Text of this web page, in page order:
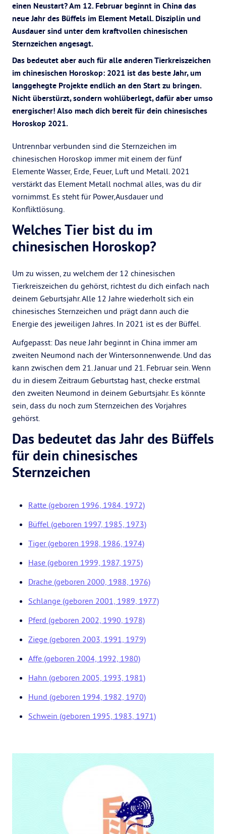
einen Neustart? Am 12. Februar beginnt in China das
neue Jahr des Büffels im Element Metall. Disziplin und
Ausdauer sind unter dem kraftvollen chinesischen
Sternzeichen angesagt.
Das bedeutet aber auch für alle anderen Tierkreiszeichen
im chinesischen Horoskop: 2021 ist das beste Jahr, um
langgehegte Projekte endlich an den Start zu bringen.
Nicht überstürzt, sondern wohlüberlegt, dafür aber umso
energischer! Also mach dich bereit für dein chinesisches
Horoskop 2021.
Untrennbar verbunden sind die Sternzeichen im
chinesischen Horoskop immer mit einem der fünf
Elemente Wasser, Erde, Feuer, Luft und Metall. 2021
verstärkt das Element Metall nochmal alles, was du dir
vornimmst. Es steht für Power,Ausdauer und
Konfliktlösung.
Welches Tier bist du im
chinesischen Horoskop?
Um zu wissen, zu welchem der 12 chinesischen
Tierkreiszeichen du gehörst, richtest du dich einfach nach
deinem Geburtsjahr. Alle 12 Jahre wiederholt sich ein
chinesisches Sternzeichen und prägt dann auch die
Energie des jeweiligen Jahres. In 2021 ist es der Büffel.
Aufgepasst: Das neue Jahr beginnt in China immer am
zweiten Neumond nach der Wintersonnenwende. Und das
kann zwischen dem 21. Januar und 21. Februar sein. Wenn
du in diesem Zeitraum Geburtstag hast, checke erstmal
den zweiten Neumond in deinem Geburtsjahr. Es könnte
sein, dass du noch zum Sternzeichen des Vorjahres
gehörst.
Das bedeutet das Jahr des Büffels
für dein chinesisches
Sternzeichen
Ratte (geboren 1996, 1984, 1972)
Büffel (geboren 1997, 1985, 1973)
Tiger (geboren 1998, 1986, 1974)
Hase (geboren 1999, 1987, 1975)
Drache (geboren 2000, 1988, 1976)
Schlange (geboren 2001, 1989, 1977)
Pferd (geboren 2002, 1990, 1978)
Ziege (geboren 2003, 1991, 1979)
Affe (geboren 2004, 1992, 1980)
Hahn (geboren 2005, 1993, 1981)
Hund (geboren 1994, 1982, 1970)
Schwein (geboren 1995, 1983, 1971)